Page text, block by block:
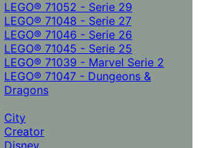
LEGO® 71052 - Serie 29
LEGO® 71048 - Serie 27
LEGO® 71046 - Serie 26
LEGO® 71045 - Serie 25
LEGO® 71039 - Marvel Serie 2
LEGO® 71047 - Dungeons &
Dragons
City
Creator
Disney